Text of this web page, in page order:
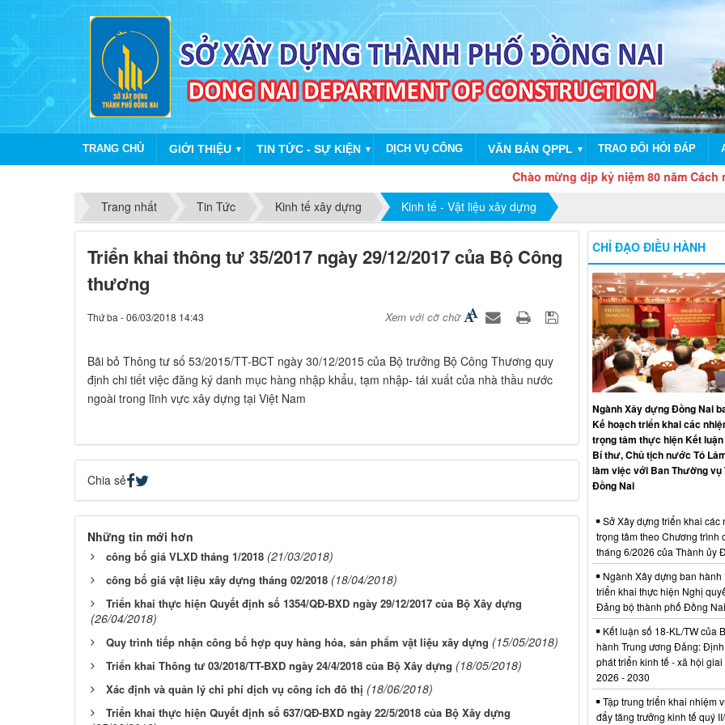
TRANG CHỦ GIỚI THIỆU ▼ TIN TỨC - SỰ KIỆN ▼ DỊCH VỤ CÔNG VĂN BẢN QPPL ▼ TRAO ĐỔI HỎI ĐÁP
Chào mừng dịp kỷ niệm 80 năm Cách mạng
Trang nhất
Tin Tức Kinh tế xây dựng Kinh tế - Vật liệu xây dựng
Triển khai thông tư 35/2017 ngày 29/12/2017 của Bộ Công
thương
Thứ ba - 06/03/2018 14:43 Xem với cỡ chữ
​Bãi bỏ Thông tư số 53/2015/TT-BCT ngày 30/12/2015 của Bộ trưởng Bộ Công Thương quy
định chi tiết việc đăng ký danh mục hàng nhập khẩu, tạm nhập- tái xuất của nhà thầu nước
ngoài trong lĩnh vực xây dựng tại Việt Nam​
Chia sẻ
Những tin mới hơn
công bố giá VLXD tháng 1/2018 (21/03/2018)
công bố giá vật liệu xây dựng tháng 02/2018 (18/04/2018)
Triển khai thực hiện Quyết định số 1354/QĐ-BXD ngày 29/12/2017 của Bộ Xây dựng
(26/04/2018)
Quy trình tiếp nhận công bố hợp quy hàng hóa, sản phẩm vật liệu xây dựng (15/05/2018)
Triển khai Thông tư 03/2018/TT-BXD ngày 24/4/2018 của Bộ Xây dựng (18/05/2018)
Xác định và quản lý chi phí dịch vụ công ích đô thị (18/06/2018)
Triển khai thực hiện Quyết định số 637/QĐ-BXD ngày 22/5/2018 của Bộ Xây dựng
CHỈ ĐẠO ĐIỀU HÀNH
Ngành Xây dựng Đồng Nai
Kế hoạch triển khai các
trọng tâm thực hiện Kết luận
Bí thư, Chủ tịch nước Tô
làm việc với Ban Thường vụ
Đồng Nai
Sở Xây dựng triển khai các
trọng tâm theo Chương trình
tháng 6/2026 của Thành ủy
Ngành Xây dựng ban hành
triển khai thực hiện Nghị
Đảng bộ thành phố Đồng Nai
Kết luận số 18-KL/TW của
hành Trung ương Đảng:
phát triển kinh tế - xã hội giai
2026 - 2030
Tập trung triển khai nhiệm
đẩy tăng trưởng kinh tế quý